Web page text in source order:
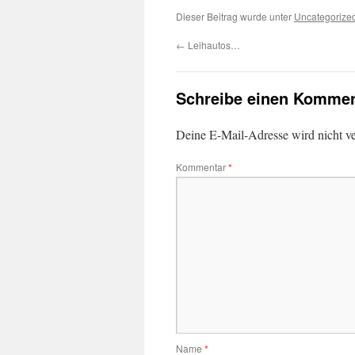
Dieser Beitrag wurde unter
← Leihautos…
Schreibe einen
Deine E-Mail-Adresse wird nicht
Kommentar*
Name *